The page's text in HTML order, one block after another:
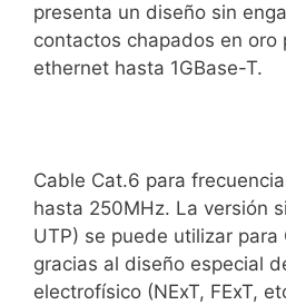
presenta un diseño sin
contactos chapados en oro
ethernet hasta 1GBase-T.
Cable Cat.6 para
hasta 250MHz. La versión
UTP) se puede utilizar
gracias al diseño especial
electrofísico (NExT, FExT,